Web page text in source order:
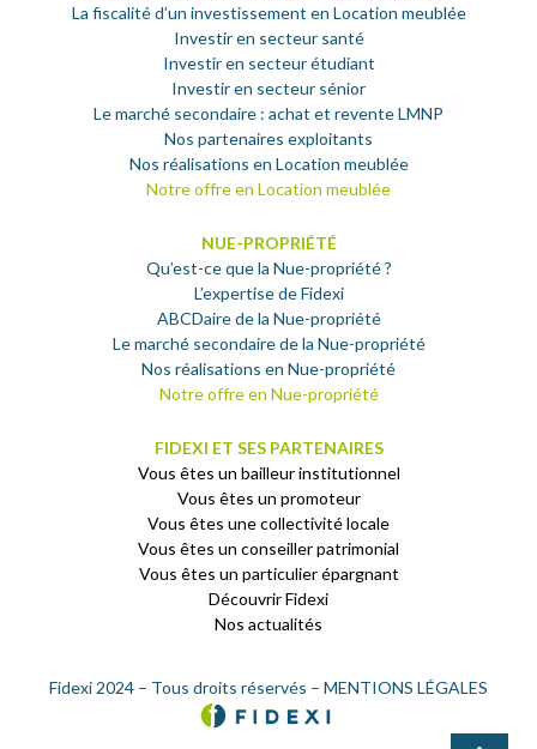
La fiscalité d’un investissement en Location meublée
Investir en secteur santé
Investir en secteur étudiant
Investir en secteur sénior
Le marché secondaire : achat et revente LMNP
Nos partenaires exploitants
Nos réalisations en Location meublée
Notre offre en Location meublée
NUE-PROPRIÉTÉ
Qu’est-ce que la Nue-propriété ?
L’expertise de Fidexi
ABCDaire de la Nue-propriété
Le marché secondaire de la Nue-propriété
Nos réalisations en Nue-propriété
Notre offre en Nue-propriété
FIDEXI ET SES PARTENAIRES
Vous êtes un bailleur institutionnel
Vous êtes un promoteur
Vous êtes une collectivité locale
Vous êtes un conseiller patrimonial
Vous êtes un particulier épargnant
Découvrir Fidexi
Nos actualités
Fidexi 2024 – Tous droits réservés – MENTIONS LÉGALES